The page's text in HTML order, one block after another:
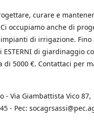
curare e
occupiamo anche di
di irrigazione. Fino
di giardinaggio
di 5000 €. Contattaci per
- Via Giambattista Vico
- Pec: